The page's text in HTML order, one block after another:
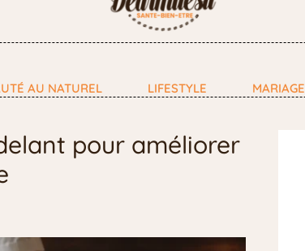
AU NATUREL LIFESTYLE MARIAGE
pour améliorer